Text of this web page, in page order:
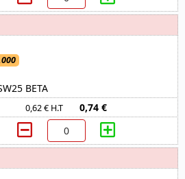
BETA
0,62 € H.T 0,74 €